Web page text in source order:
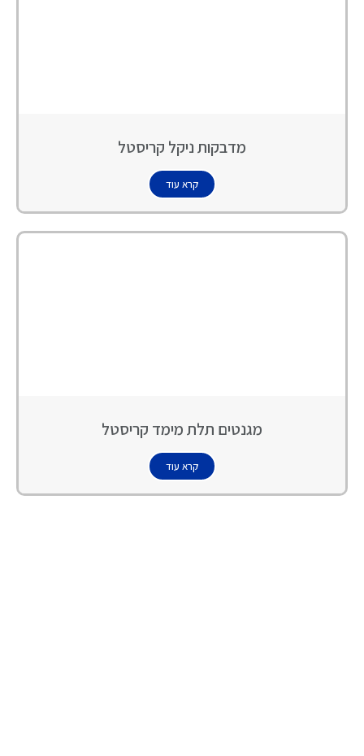
מדבקות ניקל קריסטל
קרא עוד
מגנטים תלת מימד קריסטל
קרא עוד